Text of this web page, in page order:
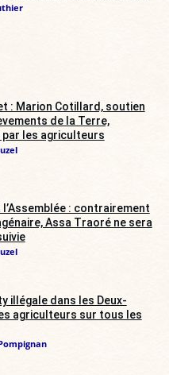
: Marion Cotillard, soutien
de la Terre,
les agriculteurs
: contrairement
Assa Traoré ne sera
illégale dans les Deux-
agriculteurs sur tous les